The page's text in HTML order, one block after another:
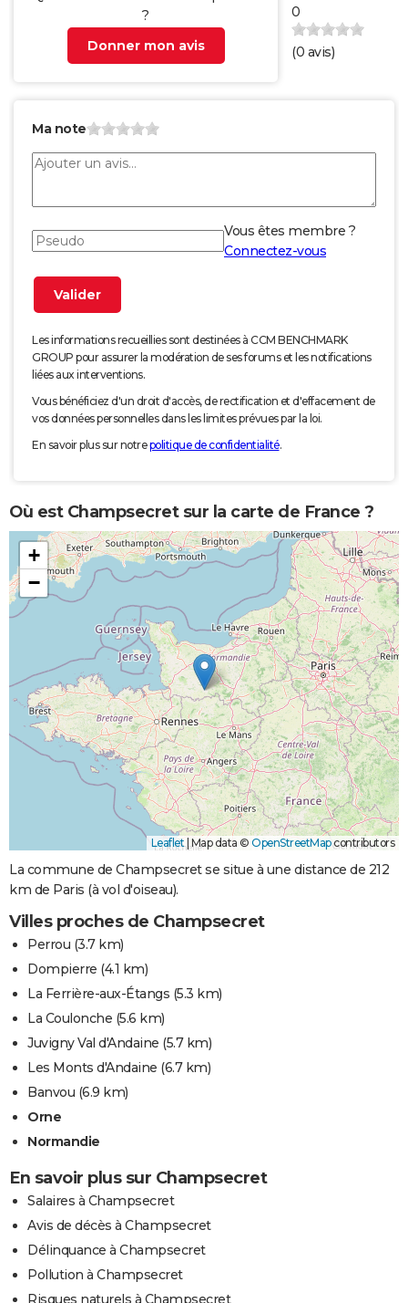
?
Donner mon avis
0
(0 avis)
Ma note
Vous êtes membre ?
Connectez-vous
Les informations recueillies sont destinées à CCM BENCHMARK
GROUP pour assurer la modération de ses forums et les notifications
liées aux interventions.
Vous bénéficiez d'un droit d'accès, de rectification et d'effacement de
vos données personnelles dans les limites prévues par la loi.
En savoir plus sur notrepolitique de confidentialité.
Où est Champsecret sur la carte de France ?
+
−
Leaflet Map data © OpenStreetMapcontributors
La commune de Champsecret se situe à une distance de 212
km de Paris (à vol d'oiseau).
Villes proches de Champsecret
Perrou (3.7 km)
Dompierre (4.1 km)
La Ferrière-aux-Étangs (5.3 km)
La Coulonche (5.6 km)
Juvigny Val d'Andaine (5.7 km)
Les Monts d'Andaine (6.7 km)
Banvou (6.9 km)
Orne
Normandie
En savoir plus sur Champsecret
Salaires à Champsecret
Avis de décès à Champsecret
Délinquance à Champsecret
Pollution à Champsecret
Risques naturels à Champsecret